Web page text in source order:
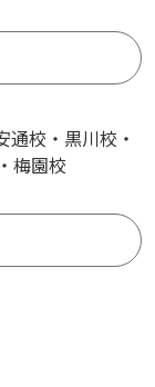
校・黒川校・
梅園校